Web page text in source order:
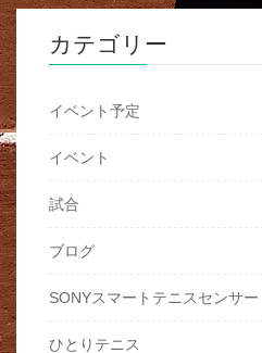
カテゴリー
イベント予定
イベント
試合
ブログ
SONYスマートテニスセンサー
ひとりテニス